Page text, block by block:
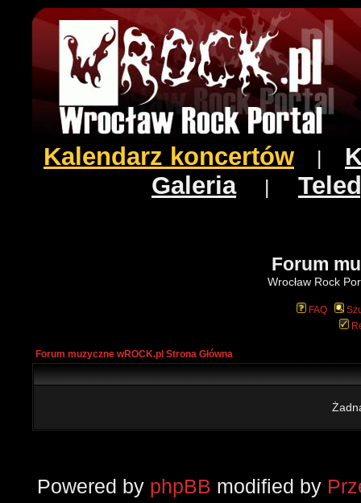
Kalendarz koncertów
Galeria|
Forum
Wrocław Rock
FAQ
Forum muzyczne wROCK.pl Strona Główna
Powered by phpBB modified by